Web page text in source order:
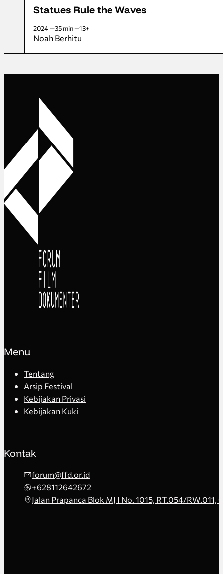
Statues Rule the Waves
2024 35 min 13+
Noah Berhitu
Menu
Tentang
Arsip Festival
Kebijakan Privasi
Kebijakan Kuki
Kontak
forum@ffd.or.id
+628112642672
Jalan Prapanca Blok MJ I No. 1015, RT.054/